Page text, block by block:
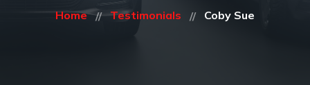
Home Testimonials Coby Sue